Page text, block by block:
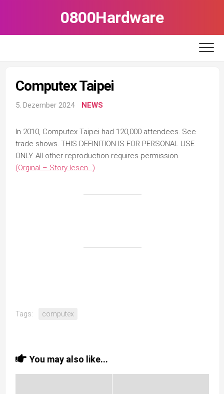
0800Hardware
Computex Taipei
5. Dezember 2024 NEWS
In 2010, Computex Taipei had 120,000 attendees. See
trade shows. THIS DEFINITION IS FOR PERSONAL USE
ONLY. All other reproduction requires permission.
(Orginal – Story lesen…)
Tags: computex
You may also like...